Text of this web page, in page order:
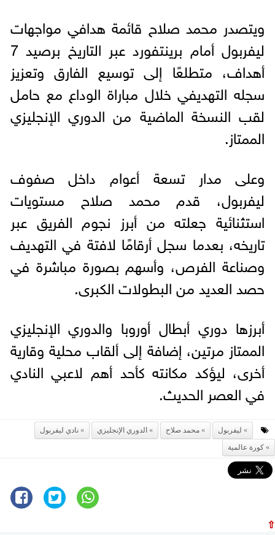
ويتصدر محمد صلاح قائمة هدافي مواجهات
ليفربول أمام برينتفورد عبر التاريخ برصيد 7
أهداف، متطلعًا إلى توسيع الفارق وتعزيز
سجله التهديفي خلال مباراة الوداع مع حامل
لقب النسخة الماضية من الدوري الإنجليزي
الممتاز.
وعلى مدار تسعة أعوام داخل صفوف
ليفربول، قدم محمد صلاح مستويات
استثنائية جعلته من أبرز نجوم الفريق عبر
تاريخه، بعدما سجل أرقامًا لافتة في التهديف
وصناعة الفرص، وأسهم بصورة مباشرة في
حصد العديد من البطولات الكبرى.
أبرزها دوري أبطال أوروبا والدوري الإنجليزي
الممتاز مرتين، إضافة إلى ألقاب محلية وقارية
أخرى، ليؤكد مكانته كأحد أهم لاعبي النادي
في العصر الحديث.
ليفربول محمد صلاح الدوري الإنجليزي
نادي ليفربول
كورة عالمية
⇧